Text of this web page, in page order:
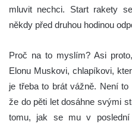
mluvit nechci. Start rakety
někdy před druhou hodinou
Proč na to myslím? Asi
Elonu Muskovi, chlapíkovi,
je třeba to brát vážně. Není
že do pěti let dosáhne svými
tomu, jak se mu v